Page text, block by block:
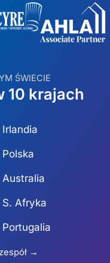
ŚWIECIE
10 krajach
Irlandia
Polska
Australia
S. Afryka
Portugalia
→